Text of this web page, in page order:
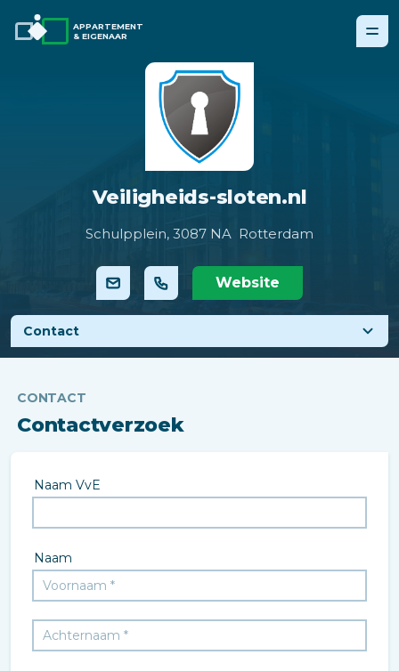
APPARTEMENT
& EIGENAAR
Veiligheids-sloten.nl
Schulpplein, 3087 NA Rotterdam
Website
Contact
CONTACT
Contactverzoek
Naam VvE
Naam